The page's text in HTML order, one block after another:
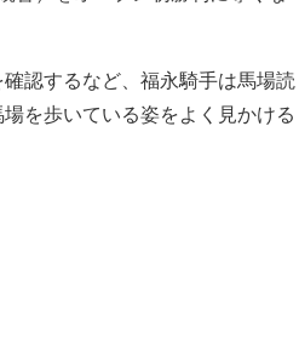
認するなど、福永騎手は馬場読
を歩いている姿をよく見かける